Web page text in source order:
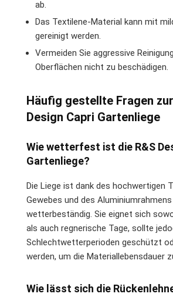
ab.
Das Textilene-Material kann mit
gereinigt werden.
Vermeiden Sie aggressive
Oberflächen nicht zu beschädigen.
Häufig gestellte Fragen
Design Capri Gartenliege
Wie wetterfest ist die R&S
Gartenliege?
Die Liege ist dank des hochwertigen
Gewebes und des
wetterbeständig. Sie eignet sich
als auch regnerische Tage, sollte
Schlechtwetterperioden geschützt
werden, um die Materiallebensdauer
Wie lässt sich die